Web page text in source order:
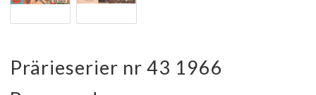
Prärieserier nr 43 1966